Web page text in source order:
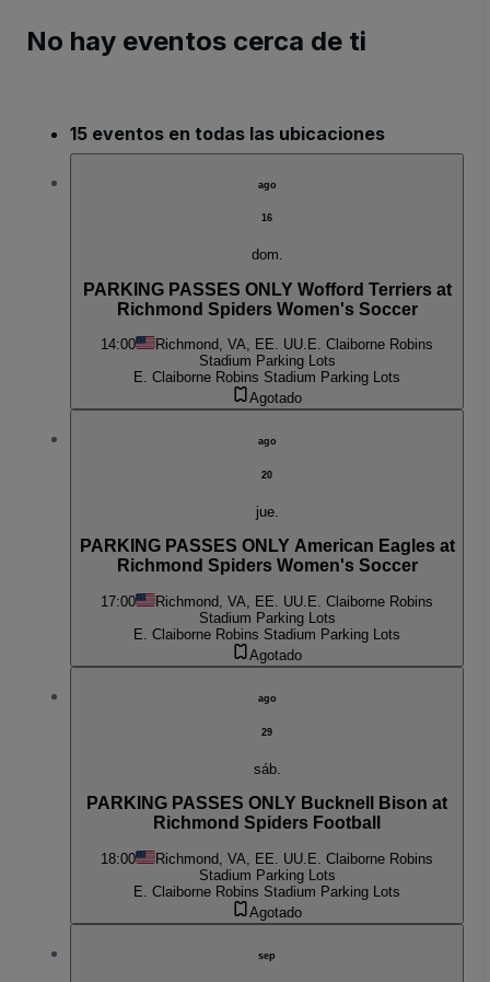
No hay eventos cerca de ti
15 eventos en todas las ubicaciones
ago
16
dom.
PARKING PASSES ONLY Wofford Terriers at
Richmond Spiders Women's Soccer
14:00 Richmond, VA, EE. UU. E. Claiborne Robins
Stadium Parking Lots
E. Claiborne Robins Stadium Parking Lots
Agotado
ago
20
jue.
PARKING PASSES ONLY American Eagles at
Richmond Spiders Women's Soccer
17:00 Richmond, VA, EE. UU. E. Claiborne Robins
Stadium Parking Lots
E. Claiborne Robins Stadium Parking Lots
Agotado
ago
29
sáb.
PARKING PASSES ONLY Bucknell Bison at
Richmond Spiders Football
18:00 Richmond, VA, EE. UU. E. Claiborne Robins
Stadium Parking Lots
E. Claiborne Robins Stadium Parking Lots
Agotado
sep